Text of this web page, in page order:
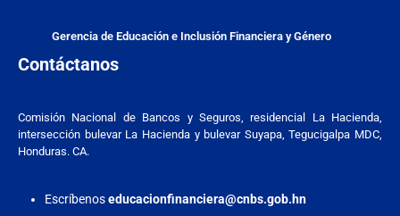
Gerencia de Educación e Inclusión Financiera y Género
Contáctanos
Comisión Nacional de Bancos y Seguros, residencial La Hacienda,
intersección bulevar La Hacienda y bulevar Suyapa, Tegucigalpa MDC,
Honduras. CA.
Escríbenoseducacionfinanciera@cnbs.gob.hn